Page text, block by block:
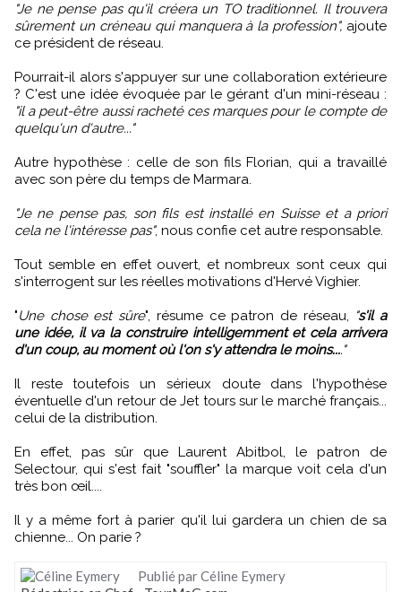
"Je ne pense pas qu'il créera un TO traditionnel. Il trouvera
sûrement un créneau qui manquera à la profession", ajoute
ce président de réseau.
Pourrait-il alors s'appuyer sur une collaboration extérieure
? C'est une idée évoquée par le gérant d'un mini-réseau :
"il a peut-être aussi racheté ces marques pour le compte de
quelqu'un d'autre..."
Autre hypothèse : celle de son fils Florian, qui a travaillé
avec son père du temps de Marmara.
"Je ne pense pas, son fils est installé en Suisse et a priori
cela ne l'intéresse pas", nous confie cet autre responsable.
Tout semble en effet ouvert, et nombreux sont ceux qui
s'interrogent sur les réelles motivations d'Hervé Vighier.
"Une chose est sûre", résume ce patron de réseau, "s'il a
une idée, il va la construire intelligemment et cela arrivera
d'un coup, au moment où l'on s'y attendra le moins...."
Il reste toutefois un sérieux doute dans l'hypothèse
éventuelle d'un retour de Jet tours sur le marché français...
celui de la distribution.
En effet, pas sûr que Laurent Abitbol, le patron de
Selectour, qui s'est fait "souffler" la marque voit cela d'un
très bon œil....
Il y a même fort à parier qu'il lui gardera un chien de sa
chienne... On parie ?
Publié par Céline Eymery